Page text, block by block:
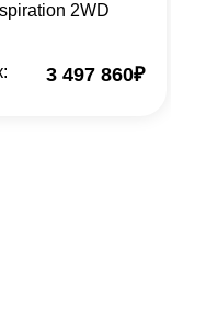
2WD
3 497 860₽